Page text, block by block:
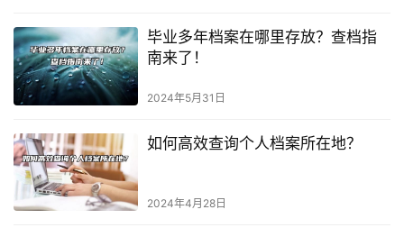
毕业多年档案在哪里存放？查档指
南来了！
2024年5月31日
如何高效查询个人档案所在地？
2024年4月28日